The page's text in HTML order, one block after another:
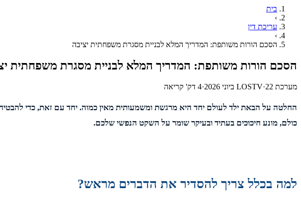
בית
›
עריכת דין
›
הסכם הורות משותפת: המדריך המלא לבניית מסגרת משפחתית יציבה
הסכם הורות משותפת: המדריך המלא לבניית מסגרת משפחתית
מערכת LOSTV ·22 ביוני 2026 ·
4 דק' קריאה
החלטה על הבאת ילד לעולם יחד היא מרגשת ומשמעותית מאין כמוה. יחד עם זאת, כדי
כולם, מונע חיכוכים בעתיד ובעיקר שומר על השקט הנפשי שלכם.
למה בכלל צריך להסדיר את הדברים מראש?